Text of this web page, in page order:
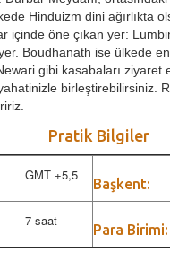
Hinduizm dini ağırlıkta
öne çıkan yer:
Boudhanath ise ülkede
gibi kasabaları
birleştirebilirsiniz.
Pratik Bilgiler
GMT +5,5
Başkent:
7 saat
Para Birimi: